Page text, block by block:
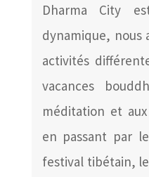
Dharma City
dynamique, nous
activités
vacances
méditation et
en passant par
festival tibétain,